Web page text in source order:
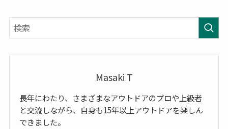
Masaki T
長年にわたり、さまざまなアウトドアのプロや上級者
と交流しながら、自身も15年以上アウトドアを楽しん
できました。